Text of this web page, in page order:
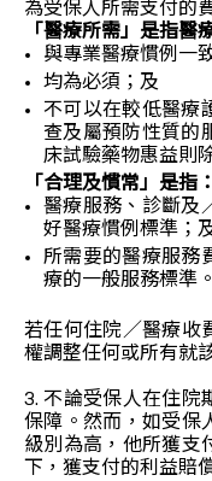
為受保人所需支付的
「醫療所需」是指醫
與專業醫療慣例一
均為必須；及
不可以在較低醫療
查及屬預防性質的
床試驗藥物惠益則
「合理及慣常」是指：
醫療服務、診斷及
好醫療慣例標準；
所需要的醫療服務
療的一般服務標準。
若任何住院／醫療收
權調整任何或所有就
3. 不論受保人在住院
保障。然而，如受保
級別為高，他所獲支
下，獲支付的利益賠